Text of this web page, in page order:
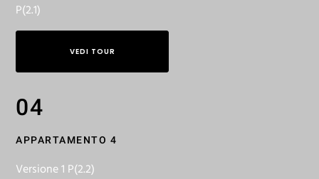
P(2.1)
VEDI TOUR
04
APPARTAMENTO 4
Versione 1 P(2.2)